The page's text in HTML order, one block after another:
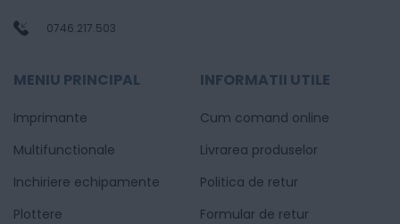
0746.217.503
MENIU PRINCIPAL
Imprimante
Multifunctionale
Inchiriere echipamente
Plottere
INFORMATII UTILE
Cum comand online
Livrarea produselor
Politica de retur
Formular de retur